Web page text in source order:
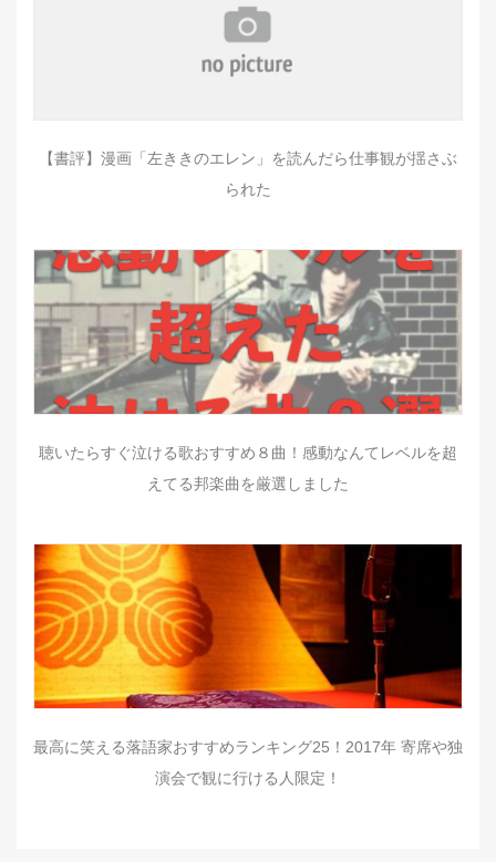
【書評】漫画「左ききのエレン」を読んだら仕事観が揺さぶ
られた
聴いたらすぐ泣ける歌おすすめ８曲！感動なんてレベルを超
えてる邦楽曲を厳選しました
最高に笑える落語家おすすめランキング25！2017年 寄席や独
演会で観に行ける人限定！